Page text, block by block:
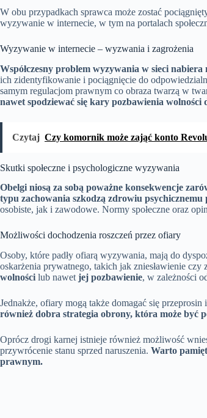
W obu przypadkach sprawca może zostać
wyzywanie w internecie, w tym na portalach
Wyzywanie w internecie – wyzwania i zagrożenia
Współczesny problem wyzywania w sieci
ich zidentyfikowanie i pociągnięcie do
samym regulacjom prawnym co obraza twarzą w
nawet spodziewać się kary pozbawienia wolności
Czytaj Czy komornik może zająć konto
Skutki społeczne i psychologiczne wyzywania
Obelgi niosą za sobą poważne konsekwencje
typu zachowania szkodzą zdrowiu psychicznemu
osobiste, jak i zawodowe. Normy społeczne oraz
Możliwości dochodzenia roszczeń przez ofiary
Osoby, które padły ofiarą wyzywania, mają do
oskarżenia prywatnego, takich jak zniesławienie
wolności lub nawet jej pozbawienie, w zależności
Jednakże, ofiary mogą także domagać się
również dobra strategia obrony, która może być
Oprócz drogi karnej istnieje również możliwość
przywrócenie stanu sprzed naruszenia. Warto
prawnym.